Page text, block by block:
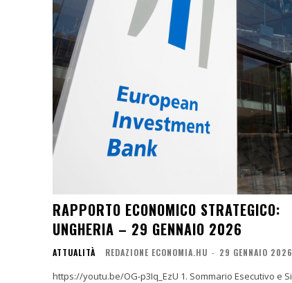
RAPPORTO ECONOMICO STRATEGICO:
UNGHERIA – 29 GENNAIO 2026
ATTUALITÀ REDAZIONE ECONOMIA.HU - 29 GENNAIO 2026
https://youtu.be/OG-p3Iq_EzU 1. Sommario Esecutivo e Sintesi